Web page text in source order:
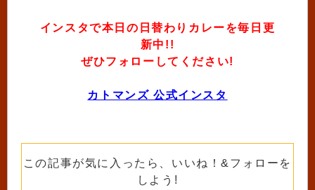
インスタで本日の日替わりカレーを毎日更
新中!!
ぜひフォローしてください!
カトマンズ 公式インスタ
この記事が気に入ったら、いいね！&フォローを
しよう!